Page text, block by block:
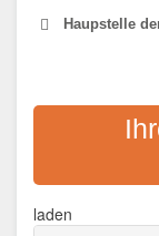
Haupstelle
laden